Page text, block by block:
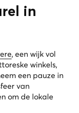
in
, een wijk vol
winkels,
een pauze in
van
om de lokale